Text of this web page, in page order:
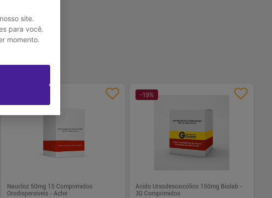
site.
para você.
momento.
Naucloz 50mg 15 Comprimidos
Orodispersíveis - Aché
-19%
Ácido Ursodesoxicólico 150mg Biolab -
30 Comprimidos